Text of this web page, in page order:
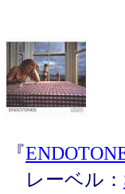
『
レーベル：